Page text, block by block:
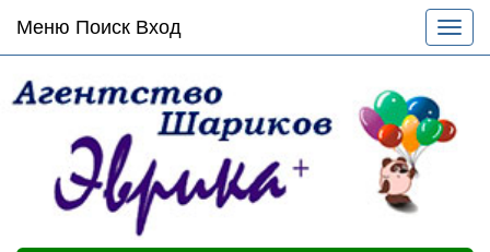
Основное
меню
по
Меню Поиск Вход
меню